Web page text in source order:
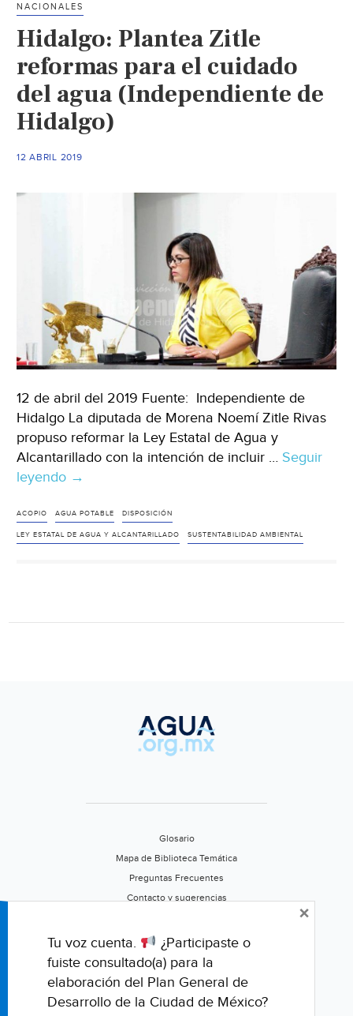
San
Pedro
(El
Sol
del
Centro)
NACIONALES
Hidalgo: Plantea Zitle
reformas para el cuidado
del agua (Independiente de
Hidalgo)
12 ABRIL 2019
12 de abril del 2019 Fuente: Independiente de
Hidalgo La diputada de Morena Noemí Zitle Rivas
propuso reformar la Ley Estatal de Agua y
Alcantarillado con la intención de incluir … Seguir
leyendo Hidalgo:
Zitle
reformas
→
ACOPIO AGUA POTABLE DISPOSICIÓN
LEY ESTATAL DE AGUA Y ALCANTARILLADO SUSTENTABILIDAD AMBIENTAL
Glosario
Mapa de Biblioteca Temática
Preguntas Frecuentes
Contacto y sugerencias
Califica este portal
Tu voz cuenta.
¿Participaste o
fuiste consultado(a) para la
elaboración del Plan General de
Desarrollo de la Ciudad de México?
×